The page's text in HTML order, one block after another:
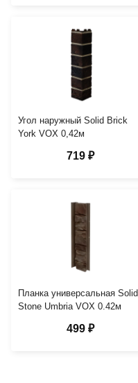
Угол наружный Solid Brick
York VOX 0,42м
719 ₽
Планка универсальная Solid
Stone Umbria VOX 0.42м
499 ₽